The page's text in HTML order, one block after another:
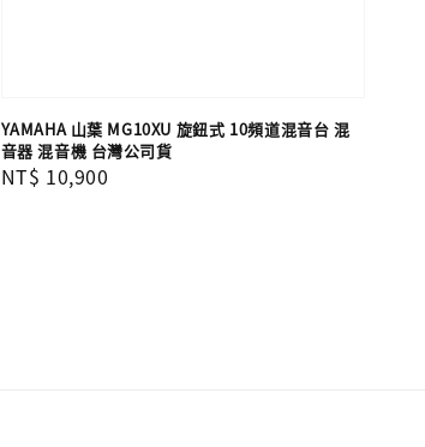
YAMAHA 山葉 MG10XU 旋鈕式 10頻道混音台 混
音器 混音機 台灣公司貨
Regular
NT$ 10,900